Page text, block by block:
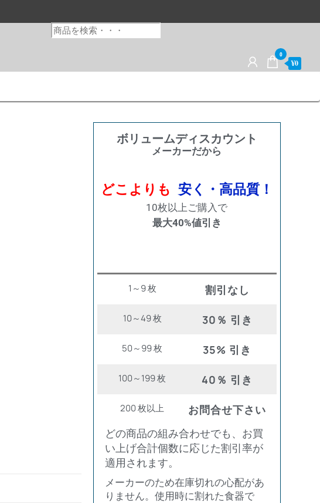
0
¥0
ボリュームディスカウント
メーカーだから
どこよりも 安く・高品質！
10枚以上ご購入で
最大40%値引き
1～9 枚 割引なし
10～49 枚 30％ 引き
50～99 枚 35% 引き
100～199 枚 40％ 引き
200 枚以上 お問合せ下さい
どの商品の組み合わせでも、お買
い上げ合計個数に応じた割引率が
適用されます。
メーカーのため在庫切れの心配があ
りません。使用時に割れた食器で